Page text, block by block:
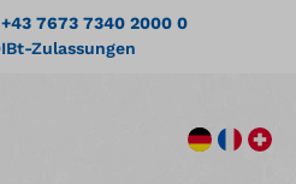
+43 7673 7340 2000 0
Zulassungen